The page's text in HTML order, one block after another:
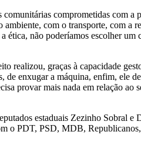
comprometidas com a
com o transporte, com
não poderíamos escolher
realizou, graças à capacidade
enxugar a máquina, enfim, ele
provar mais nada em relação
estaduais Zezinho Sobral
o PDT, PSD, MDB,